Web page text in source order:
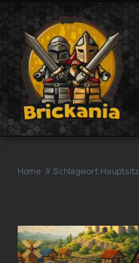
Zum
Inhalt
springen
Home Schlagwort:Hauptsitz